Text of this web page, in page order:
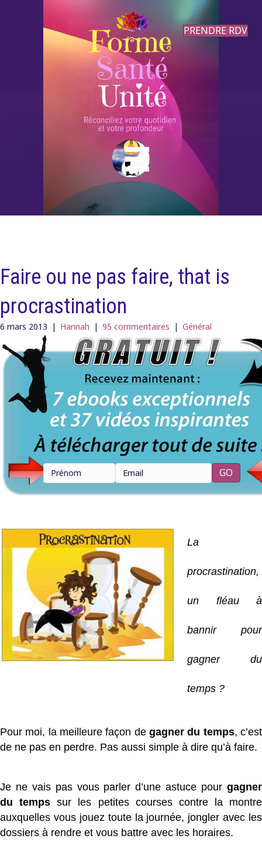
PRENDRE RDV
Faire ou ne pas faire, that is
procrastination
6 mars 2013 | Hannah | 95 commentaires | Général
La
procrastination,
un fléau à
bannir pour
gagner du
temps ?
Pour moi, la meilleure façon de gagner du temps, c’est
de ne pas en perdre. Pas aussi simple à dire qu’à faire.
Je ne vais pas vous parler d’une astuce pour gagner
du temps sur les petites courses contre la montre
auxquelles vous jouez toute la journée, jongler avec les
dossiers à rendre et vous battre avec les horaires.